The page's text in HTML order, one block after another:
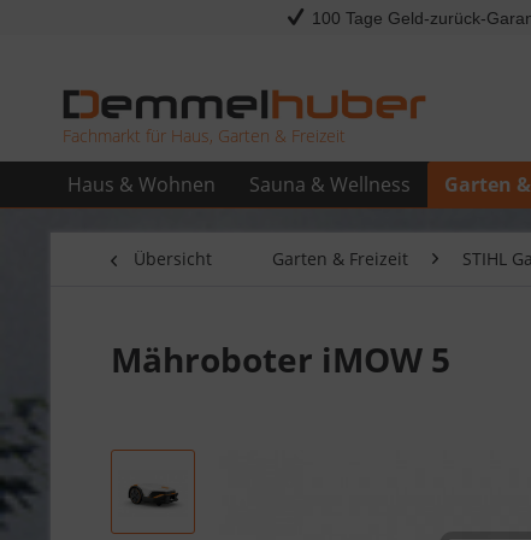
100 Tage Geld-zurück-
Fachmarkt für Haus, Garten & Freizeit
Haus & Wohnen Sauna & Wellness Garten
Übersicht Garten & Freizeit STIHL
Mähroboter iMOW 5